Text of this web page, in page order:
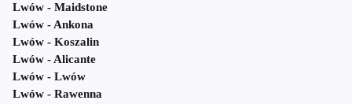
Lwów - Maidstone
Lwów - Ankona
Lwów - Koszalin
Lwów - Alicante
Lwów - Lwów
Lwów - Rawenna